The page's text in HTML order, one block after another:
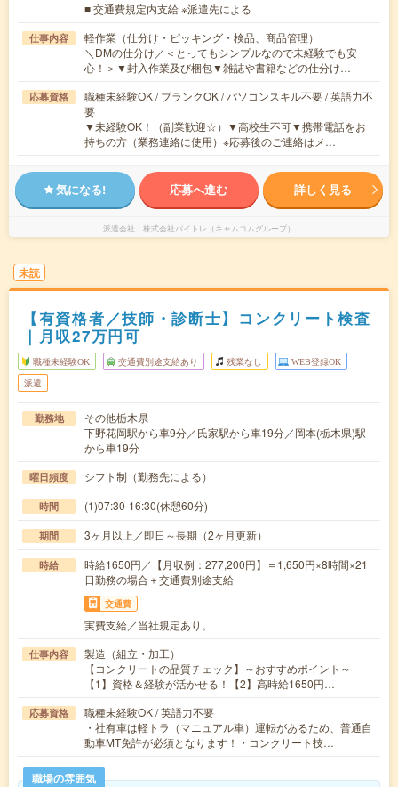
■ 交通費規定内支給 ※派遣先による
仕事内容
軽作業（仕分け・ピッキング・検品、商品管理）
＼DMの仕分け／＜とってもシンプルなので未経験でも安
心！＞▼封入作業及び梱包▼雑誌や書籍などの仕分け…
応募資格
職種未経験OK / ブランクOK / パソコンスキル不要 / 英語力不
要
▼未経験OK！（副業歓迎☆）▼高校生不可▼携帯電話をお
持ちの方（業務連絡に使用）※応募後のご連絡はメ…
気になる! 応募へ進む 詳しく見る
派遣会社 株式会社バイトレ（キャムコムグループ）
未読
【有資格者／技師・診断士】コンクリート検査
｜月収27万円可
職種未経験OK 交通費別途支給あり 残業なし WEB登録OK
派遣
勤務地
その他栃木県
下野花岡駅から車9分／氏家駅から車19分／岡本(栃木県)駅
から車19分
曜日頻度 シフト制（勤務先による）
時間 (1)07:30-16:30(休憩60分)
期間 3ヶ月以上／即日～長期（2ヶ月更新）
時給
時給1650円／【月収例：277,200円】＝1,650円×8時間×21
日勤務の場合＋交通費別途支給
交通費
実費支給／当社規定あり。
仕事内容
製造（組立・加工）
【コンクリートの品質チェック】～おすすめポイント～
【1】資格＆経験が活かせる！【2】高時給1650円…
応募資格
職種未経験OK / 英語力不要
・社有車は軽トラ（マニュアル車）運転があるため、普通自
動車MT免許が必須となります！・コンクリート技…
職場の雰囲気